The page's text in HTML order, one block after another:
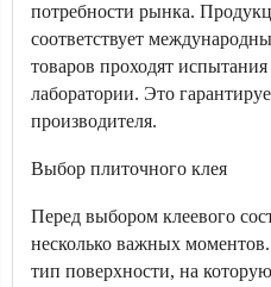
потребности рынка.
соответствует
товаров проходят
лаборатории. Это
производителя.
Выбор плиточного клея
Перед выбором клеевого
несколько важных
тип поверхности, на